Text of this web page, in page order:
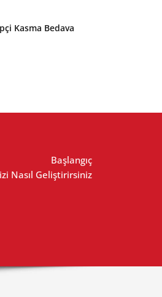
Kasma Bedava
Başlangıç
Nasıl Geliştirirsiniz